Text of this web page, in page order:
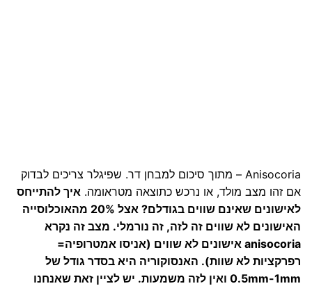
Anisocoria – מתוך סיכום למבחן דר. שפיגלר צריכים לבדוק
אם זהו מצב מולד, או נרכש כתוצאה מטראומה. איך להתייחס
לאישונים שאינם שווים בגודלם?
אצל 20% מהאוכלוסייה
האישונים לא שווים זה לזה, זה נורמלי. מצב זה נקרא
anisocoria אישונים לא שווים (אניסו אמטרופיה=
רפרקציות לא שוות). האנסוקוריה היא בסדר גודל של
0.5mm-1mm ואין לזה משמעות. יש לציין זאת שאנחנו